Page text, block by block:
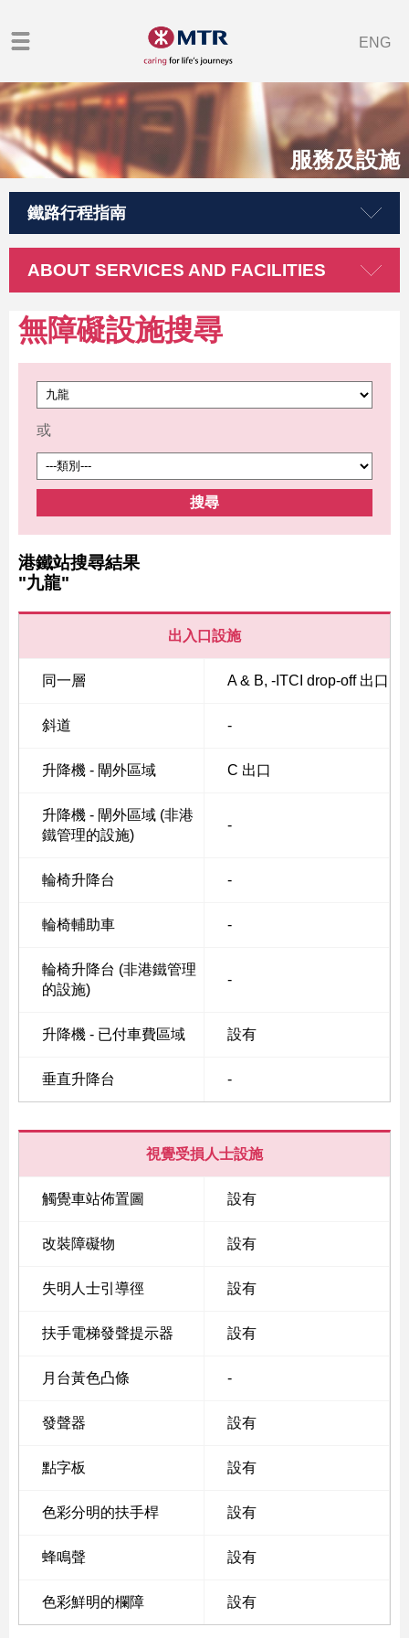
Content
ENG
服務及設施
鐵路行程指南
ABOUT SERVICES AND FACILITIES
無障礙設施搜尋
或
搜尋
港鐵站搜尋結果
"九龍"
出入口設施
同一層 A & B, -ITCI drop-off 出口
斜道 -
升降機 - 閘外區域 C 出口
升降機 - 閘外區域 (非港
鐵管理的設施)
-
輪椅升降台 -
輪椅輔助車 -
輪椅升降台 (非港鐵管理
的設施)
-
升降機 - 已付車費區域 設有
垂直升降台 -
視覺受損人士設施
觸覺車站佈置圖 設有
改裝障礙物 設有
失明人士引導徑 設有
扶手電梯發聲提示器 設有
月台黃色凸條 -
發聲器 設有
點字板 設有
色彩分明的扶手桿 設有
蜂鳴聲 設有
色彩鮮明的欄障 設有